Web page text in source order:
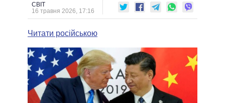
ГОЛОВИ ОБЛАДМІНІСТРАЦІЙ
МЕРИ МІСТ
ВСІ ПЕРСОНИ
ПОРІВНЯННЯ ПОЛІТИКІВ
СВІТ
16 травня 2026, 17:16
Читати російською